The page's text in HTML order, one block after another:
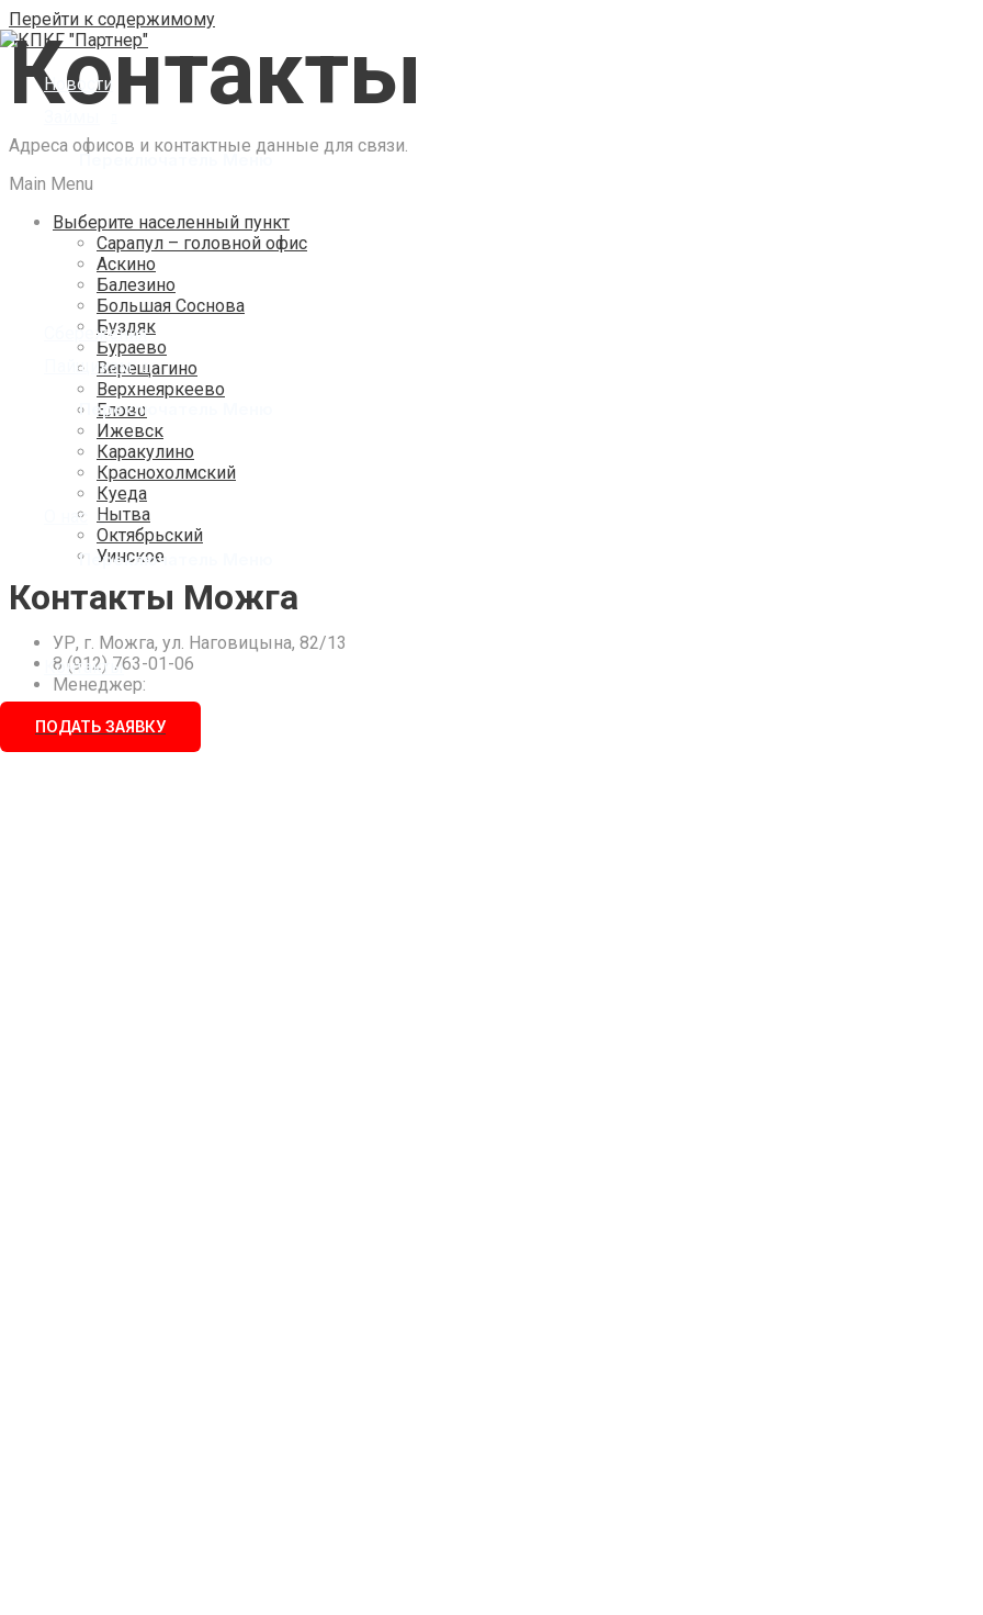
Перейти к содержимому
Новости
Переключатель Меню
Сбережения
Пайщикам
Переключатель Меню
О нас
Переключатель Меню
Контакты
ПОДАТЬ ЗАЯВКУ
Контакты
Адреса офисов и контактные данные для связи.
Main Menu
Выберите населенный пункт
Сарапул – головной офис
Аскино
Балезино
Большая Соснова
Буздяк
Бураево
Верещагино
Верхнеяркеево
Елово
Ижевск
Каракулино
Краснохолмский
Куеда
Нытва
Октябрьский
Уинское
Частые
Юкаменское
Якшур-Бодья
Янаул
Контакты Можга
УР, г. Можга, ул. Наговицына, 82/13
8 (912) 763-01-06
Менеджер: